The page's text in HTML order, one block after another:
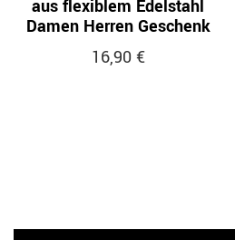
aus flexiblem Edelstahl
Damen Herren Geschenk
16,90 €